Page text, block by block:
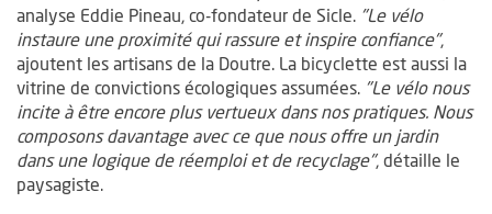
analyse Eddie Pineau, co-fondateur de Sicle. "Le vélo
instaure une proximité qui rassure et inspire confiance",
ajoutent les artisans de la Doutre. La bicyclette est aussi la
vitrine de convictions écologiques assumées. "Le vélo nous
incite à être encore plus vertueux dans nos pratiques. Nous
composons davantage avec ce que nous offre un jardin
dans une logique de réemploi et de recyclage", détaille le
paysagiste.